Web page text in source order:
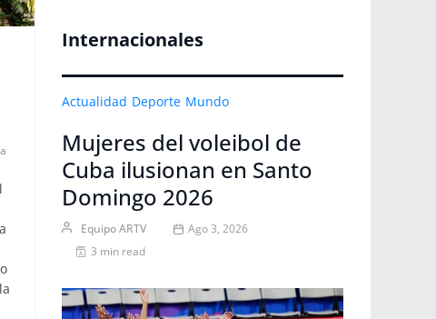
Internacionales
Actualidad Deporte Mundo
Mujeres del voleibol de
Cuba ilusionan en Santo
Domingo 2026
Equipo ARTV
Ago 3, 2026
3 min read